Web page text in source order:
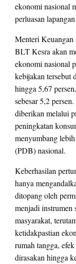
ekonomi nasional
perluasan
Menteri
BLT Kesra akan
ekonomi nasional
kebijakan tersebut
hingga 5,67
sebesar 5,2
diberikan melalui
peningkatan
menyumbang
(PDB) nasional.
Keberhasilan
hanya
ditopang oleh
menjadi instrumen
masyarakat,
ketidakpastian
rumah tangga,
dirasakan hingga